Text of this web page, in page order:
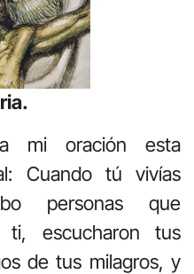
mi oración esta
Cuando tú vivías
personas que
ti, escucharon tus
de tus milagros, y